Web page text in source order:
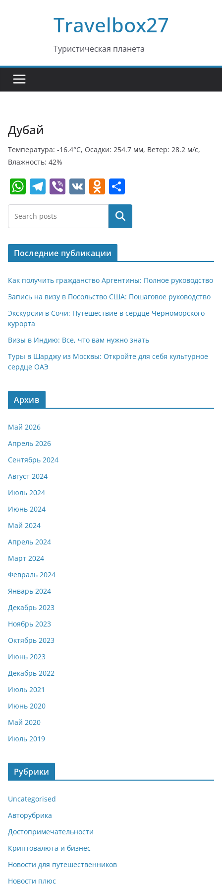
Travelbox27
Туристическая планета
Дубай
Температура: -16.4°C, Осадки: 254.7 мм, Ветер: 28.2 м/с,
Влажность: 42%
W
h
at
s
A
p
p
T
el
e
gr
a
m
Vi
b
V
K
O
d
o
kl
a
ss
ni
ki
т
п
р
в
и
т
ь
Поиск
Последние публикации
Как получить гражданство Аргентины: Полное руководство
Запись на визу в Посольство США: Пошаговое руководство
Экскурсии в Сочи: Путешествие в сердце Черноморского
курорта
Визы в Индию: Все, что вам нужно знать
Туры в Шарджу из Москвы: Откройте для себя культурное
сердце ОАЭ
Архив
Май 2026
Апрель 2026
Сентябрь 2024
Август 2024
Июль 2024
Июнь 2024
Май 2024
Апрель 2024
Март 2024
Февраль 2024
Январь 2024
Декабрь 2023
Ноябрь 2023
Октябрь 2023
Июнь 2023
Декабрь 2022
Июль 2021
Июнь 2020
Май 2020
Июль 2019
Рубрики
Uncategorised
Авторубрика
Достопримечательности
Криптовалюта и бизнес
Новости для путешественников
Новости плюс